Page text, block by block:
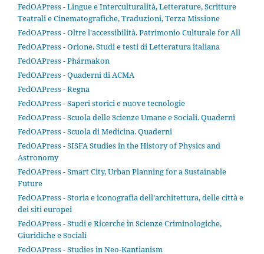
FedOAPress - Lingue e Interculturalità, Letterature, Scritture
Teatrali e Cinematografiche, Traduzioni, Terza Missione
FedOAPress - Oltre l'accessibilità. Patrimonio Culturale for All
FedOAPress - Orione. Studi e testi di Letteratura italiana
FedOAPress - Phármakon
FedOAPress - Quaderni di ACMA
FedOAPress - Regna
FedOAPress - Saperi storici e nuove tecnologie
FedOAPress - Scuola delle Scienze Umane e Sociali. Quaderni
FedOAPress - Scuola di Medicina. Quaderni
FedOAPress - SISFA Studies in the History of Physics and
Astronomy
FedOAPress - Smart City, Urban Planning for a Sustainable
Future
FedOAPress - Storia e iconografia dell’architettura, delle città e
dei siti europei
FedOAPress - Studi e Ricerche in Scienze Criminologiche,
Giuridiche e Sociali
FedOAPress - Studies in Neo-Kantianism